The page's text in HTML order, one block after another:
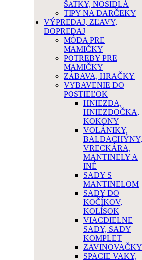
ŠATKY, NOSIDLÁ
TIPY NA DARČEKY
VÝPREDAJ, ZĽAVY,
DOPREDAJ
MÓDA PRE
MAMIČKY
POTREBY PRE
MAMIČKY
ZÁBAVA, HRAČKY
VYBAVENIE DO
POSTIEĽOK
HNIEZDA,
HNIEZDOČKA,
KOKONY
VOLÁNIKY,
BALDACHÝNY,
VRECKÁRA,
MANTINELY A
INÉ
SADY S
MANTINELOM
SADY DO
KOČÍKOV,
KOLÍSOK
VIACDIELNE
SADY, SADY
KOMPLET
ZAVINOVAČKY
SPACIE VAKY,